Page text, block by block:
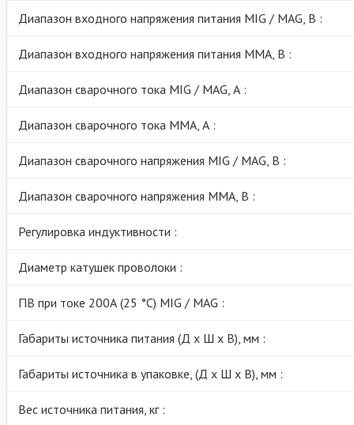
Диапазон входного напряжения питания MIG / MAG, В :
Диапазон входного напряжения питания MMA, В :
Диапазон сварочного тока MIG / MAG, А :
Диапазон сварочного тока MMA, А :
Диапазон сварочного напряжения MIG / MAG, В :
Диапазон сварочного напряжения MMA, В :
Регулировка индуктивности :
Диаметр катушек проволоки :
ПВ при токе 200А (25 °C) МIG / MAG :
Габариты источника питания (Д х Ш х В), мм :
Габариты источника в упаковке, (Д х Ш х В), мм :
Вес источника питания, кг :